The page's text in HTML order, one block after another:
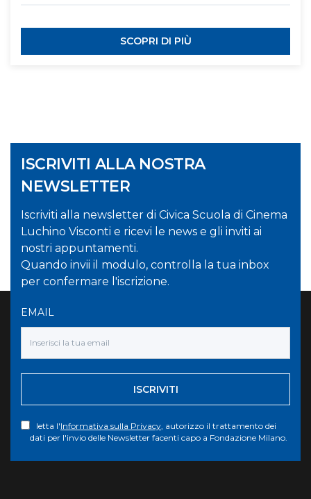
SCOPRI DI PIÙ
ISCRIVITI ALLA NOSTRA
NEWSLETTER
Iscriviti alla newsletter di Civica Scuola di Cinema
Luchino Visconti e ricevi le news e gli inviti ai
nostri appuntamenti.
Quando invii il modulo, controlla la tua inbox
per confermare l'iscrizione.
EMAIL
ISCRIVITI
letta l'Informativa sulla Privacy , autorizzo il trattamento dei
dati per l'invio delle Newsletter facenti capo a Fondazione Milano.